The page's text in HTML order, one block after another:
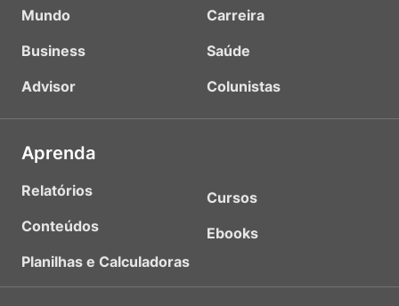
Mundo
Business
Advisor
Carreira
Saúde
Colunistas
Aprenda
Relatórios
Conteúdos
Planilhas e Calculadoras
Cursos
Ebooks